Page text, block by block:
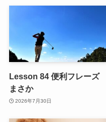
Lesson 84 便利フレーズ
まさか
2026年7月30日